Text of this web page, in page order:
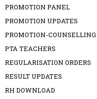
PROMOTION PANEL
PROMOTION UPDATES
PROMOTION-COUNSELLING
PTA TEACHERS
REGULARISATION ORDERS
RESULT UPDATES
RH DOWNLOAD